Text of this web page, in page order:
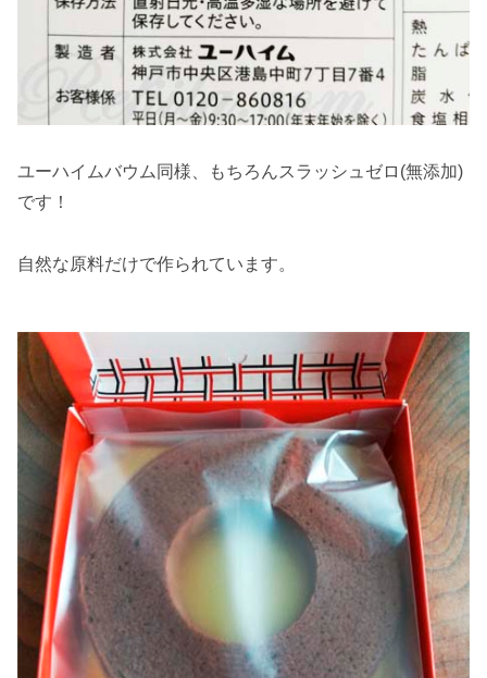
ユーハイムバウム同様、もちろんスラッシュゼロ(無添加)
です！
自然な原料だけで作られています。